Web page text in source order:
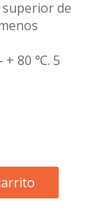
de
+ 80 ℃. 5